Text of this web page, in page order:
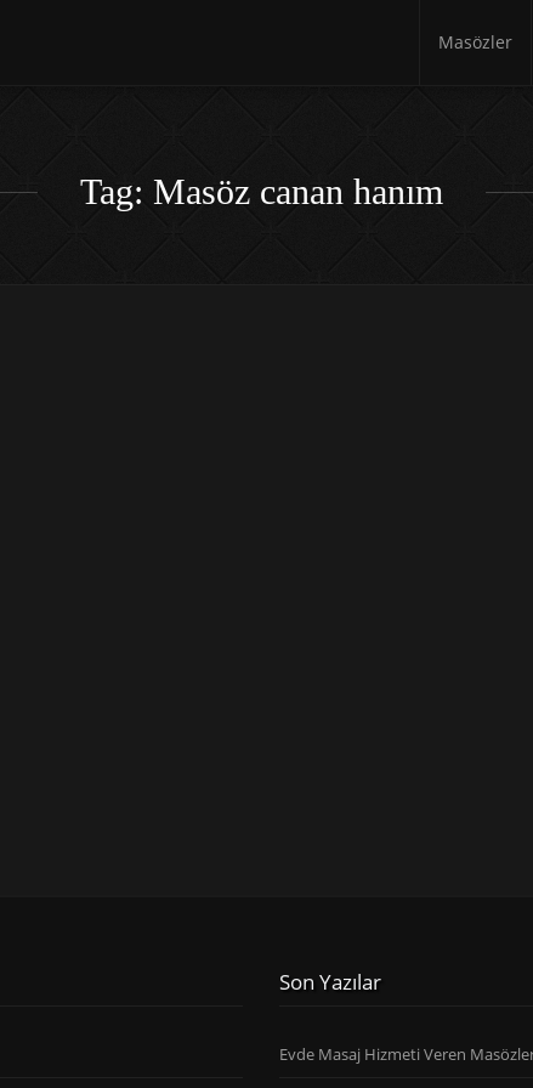
Masözler
Tag: Masöz canan hanım
Son Yazılar
Evde Masaj Hizmeti Veren